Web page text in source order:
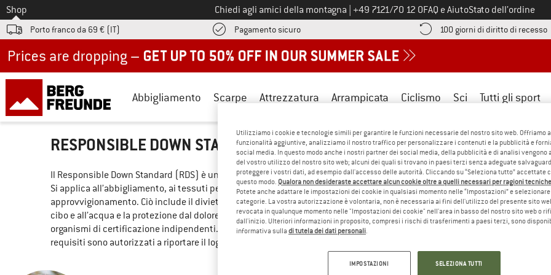
Allo
Shop Chiedi agli amici della montagna Chiamaci al numero
+49 7121/70 12 0FAQ e AiutoStato dell’ordine
Porto franco da 69 € (IT) Pagamento sicuroQui trovi le informazioni di pagamento! Si apre in una casella
100 giorni di diritto di recesso
Abbigliamento Scarpe Attrezzatura Arrampicata Ciclismo Sci Tutti gli sport
RESPONSIBLE DOWN STANDARD
Il Responsible Down Standard (RDS) è uno standard internazionale per i prodotti in piuma e piumino che stabilisce
Si applica all’abbigliamento, ai tessuti per la casa, agli accessori che contengono piuma e piumino. I criteri
approvvigionamento. Ciò include il divieto di spiumatura da vivo e alimentazione forzata, nonché il rispetto delle “cinque
cibo e all’acqua e la protezione dal dolore e dallo stress. La tracciabilità dei materiali è garantita da un sistema chain-
organismi di certificazione indipendenti. La certificazione è eseguita da terzi e comprende audit a livello di azienda
requisiti sono autorizzati a riportare il logo RDS. Maggiori informazioni sul sito ufficiale:
Utilizziamo i cookie e tecnologie simili per garantire le funzioni necessarie del nostro sito web. Offriamo
funzionalità aggiuntive, analizziamo il nostro traffico per personalizzare i contenuti e la pubblicità e
social media. In questo modo anche i nostri partner dei social media, della pubblicità e di analisi vengono
del vostro utilizzo del nostro sito web; alcuni dei quali si trovano in paesi terzi senza adeguate
proteggere i vostri dati, ad esempio dall'accesso delle autorità. Cliccando su “Seleziona tutto” accettate
questo modo. Qualora non desideraste accettare alcun cookie oltre a quelli necessari per ragioni
Potete anche adattare le impostazioni dei cookie in qualsiasi momento nelle “Impostazioni” e
categorie. La vostra autorizzazione è volontaria, non è necessaria ai fini dell'utilizzo del presente sito
revocata in qualunque momento nelle "Impostazioni dei cookie" nell'area in basso del nostro sito web o
dall'inizio. Ulteriori informazioni in proposito, compresi i rischi di trasferimenti a paesi terzi, sono
informativa sulla di tutela dei dati personali
IMPOSTAZIONI SELEZIONA TUTTI